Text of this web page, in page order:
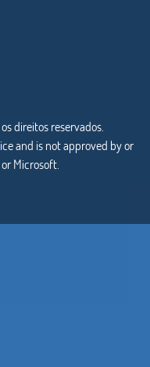
direitos reservados.
and is not approved by or
Microsoft.